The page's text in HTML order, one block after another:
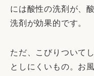
には酸性の洗剤が、
洗剤が効果的です。
ただ、こびりついて
としにくいもの。お